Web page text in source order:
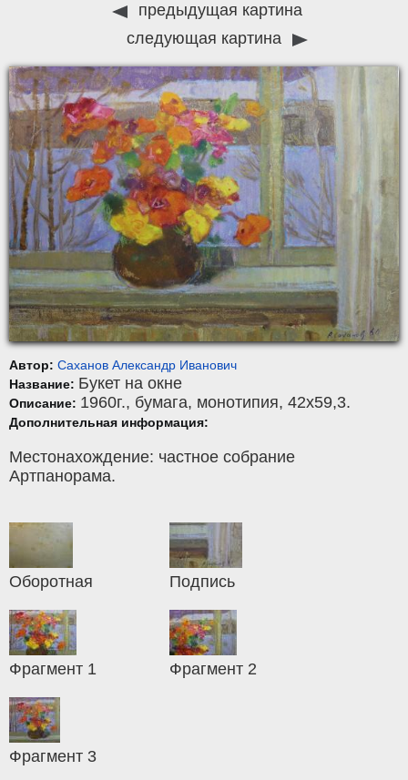
предыдущая картина
следующая картина
Автор: Саханов Александр Иванович
Название: Букет на окне
Описание: 1960г., бумага, монотипия, 42x59,3.
Дополнительная информация:
Местонахождение: частное собрание
Артпанорама.
Оборотная Подпись
Фрагмент 1 Фрагмент 2
Фрагмент 3